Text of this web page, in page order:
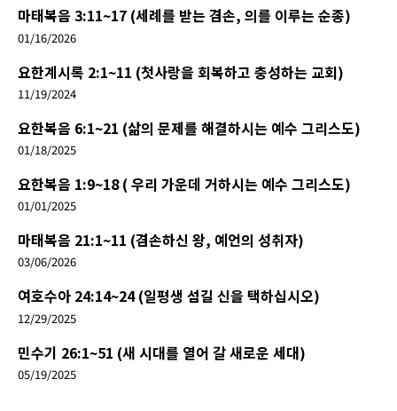
마태복음 3:11~17 (세례를 받는 겸손, 의를 이루는 순종)
01/16/2026
요한계시록 2:1~11 (첫사랑을 회복하고 충성하는 교회)
11/19/2024
요한복음 6:1~21 (삶의 문제를 해결하시는 예수 그리스도)
01/18/2025
요한복음 1:9~18 ( 우리 가운데 거하시는 예수 그리스도)
01/01/2025
마태복음 21:1~11 (겸손하신 왕, 예언의 성취자)
03/06/2026
여호수아 24:14~24 (일평생 섬길 신을 택하십시오)
12/29/2025
민수기 26:1~51 (새 시대를 열어 갈 새로운 세대)
05/19/2025